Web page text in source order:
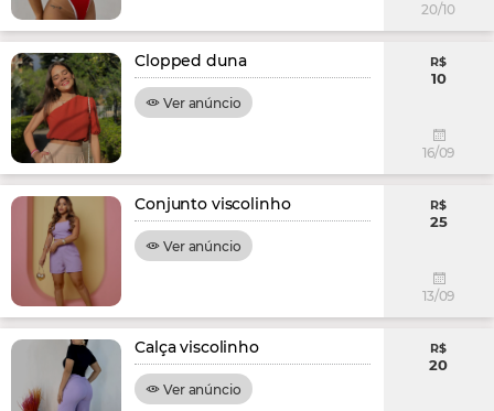
20/10
Clopped duna
Ver anúncio
R$
10
16/09
Conjunto viscolinho
Ver anúncio
R$
25
13/09
Calça viscolinho
Ver anúncio
R$
20